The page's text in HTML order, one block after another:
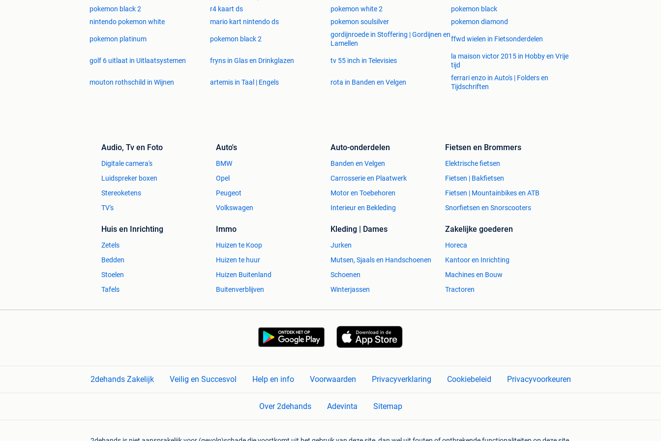
- Pokémon Super Mystery Dungeon 20 euro
- Pokémon X 40 euro
- Pokémon Black 2 200 euro
- Pokémon Diamond 40 euro
- Pokémon Ranger Guardian Signs 40 euro
Voorwaarden:
Ophalen in Antwerpen of verzenden, verzendingskosten zijn ten laste van de koper.
verzendkosten!
pokemon black 2
r4 kaart ds pokemon white 2
pokemon black
nintendo pokemon white
mario kart nintendo ds pokemon soulsilver pokemon diamond
pokemon platinum pokemon black 2
gordijnroede in Stoffering | Gordijnen en
Lamellen
ffwd wielen in Fietsonderdelen
golf 6 uitlaat in Uitlaatsystemen fryns in Glas en Drinkglazen tv 55 inch in Televisies
la maison victor 2015 in Hobby en Vrije
tijd
mouton rothschild in Wijnen artemis in Taal | Engels rota in Banden en Velgen
ferrari enzo in Auto's | Folders en
Tijdschriften
Audio, Tv en Foto
Digitale camera's
Luidspreker boxen
Stereoketens
TV's
Auto's
BMW
Opel
Peugeot
Volkswagen
Auto-onderdelen
Banden en Velgen
Carrosserie en Plaatwerk
Motor en Toebehoren
Interieur en Bekleding
Fietsen en Brommers
Elektrische fietsen
Fietsen | Bakfietsen
Fietsen | Mountainbikes en ATB
Snorfietsen en Snorscooters
Huis en Inrichting
Zetels
Bedden
Stoelen
Tafels
Immo
Huizen te Koop
Huizen te huur
Huizen Buitenland
Buitenverblijven
Kleding | Dames
Jurken
Mutsen, Sjaals en Handschoenen
Schoenen
Winterjassen
Zakelijke goederen
Horeca
Kantoor en Inrichting
Machines en Bouw
Tractoren
2dehands Zakelijk Veilig en Succesvol Help en info Voorwaarden Privacyverklaring Cookiebeleid Privacyvoorkeuren
Over 2dehands Adevinta Sitemap